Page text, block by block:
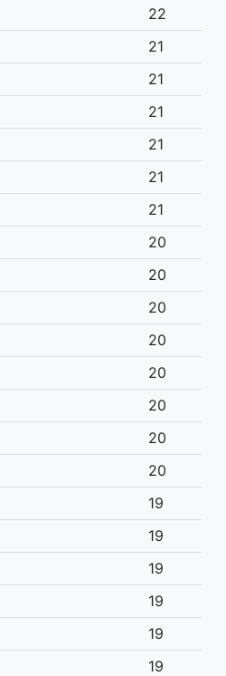
22
21
21
21
21
21
21
20
20
20
20
20
20
20
20
19
19
19
19
19
19